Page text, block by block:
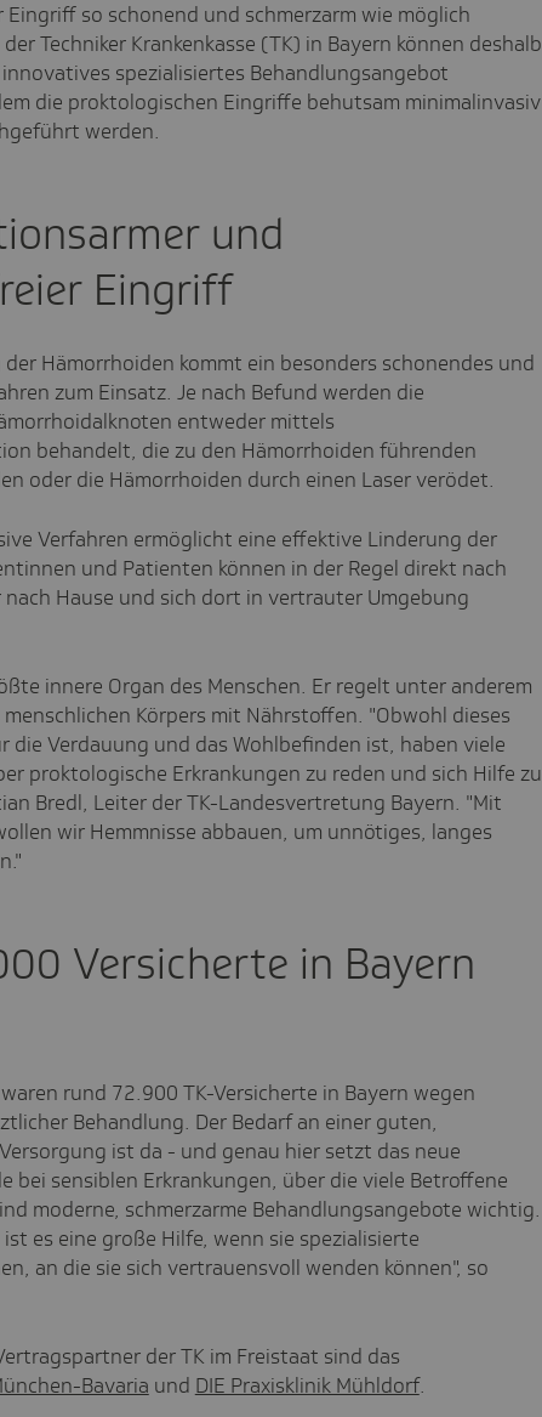
so schonend und schmerzarm wie möglich
Techniker Krankenkasse (TK) in Bayern können deshalb
spezialisiertes Behandlungsangebot
die proktologischen Eingriffe behutsam minimalinvasiv
werden.
und
Eingriff
der Hämorrhoiden kommt ein besonders schonendes und
zum Einsatz. Je nach Befund werden die
entweder mittels
behandelt, die zu den Hämorrhoiden führenden
oder die Hämorrhoiden durch einen Laser verödet.
Verfahren ermöglicht eine effektive Linderung der
und Patienten können in der Regel direkt nach
Hause und sich dort in vertrauter Umgebung
innere Organ des Menschen. Er regelt unter anderem
Körpers mit Nährstoffen. "Obwohl dieses
die Verdauung und das Wohlbefinden ist, haben viele
proktologische Erkrankungen zu reden und sich Hilfe zu
Bredl, Leiter der TK-Landesvertretung Bayern. "Mit
wir Hemmnisse abbauen, um unnötiges, langes
Versicherte in Bayern
rund 72.900 TK-Versicherte in Bayern wegen
Behandlung. Der Bedarf an einer guten,
ist da - und genau hier setzt das neue
bei sensiblen Erkrankungen, über die viele Betroffene
moderne, schmerzarme Behandlungsangebote wichtig.
es eine große Hilfe, wenn sie spezialisierte
an die sie sich vertrauensvoll wenden können", so
der TK im Freistaat sind das
Bavaria und DIE Praxisklinik Mühldorf.